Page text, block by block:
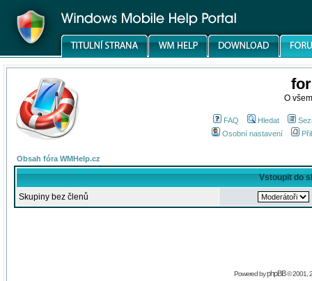
O
FAQ Hledat
Osobní nastavení
Obsah fóra WMHelp.cz
Vstoupit do
Skupiny bez členů
Powered byphpBB© 2001,